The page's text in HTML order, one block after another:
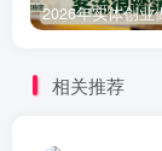
相关推荐